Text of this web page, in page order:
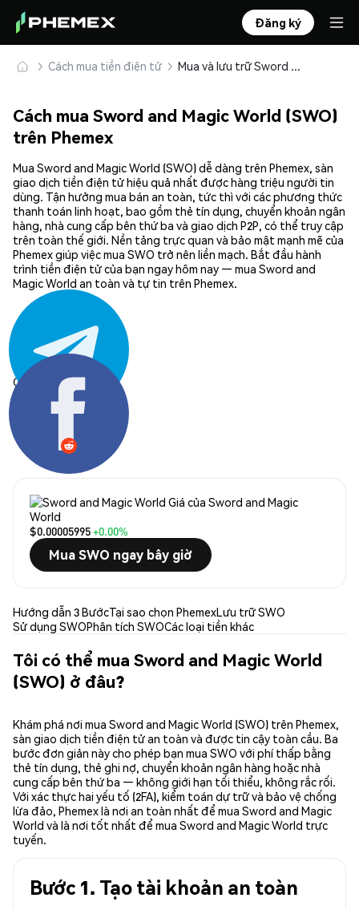
Đăng ký
Cách mua tiền điện tử Mua và lưu trữ Sword and Magic World (SWO) an toàn
Cách mua Sword and Magic World (SWO)
trên Phemex
Mua Sword and Magic World (SWO) dễ dàng trên Phemex, sàn
giao dịch tiền điện tử hiệu quả nhất được hàng triệu người tin
dùng. Tận hưởng mua bán an toàn, tức thì với các phương thức
thanh toán linh hoạt, bao gồm thẻ tín dụng, chuyển khoản ngân
hàng, nhà cung cấp bên thứ ba và giao dịch P2P, có thể truy cập
trên toàn thế giới. Nền tảng trực quan và bảo mật mạnh mẽ của
Phemex giúp việc mua SWO trở nên liền mạch. Bắt đầu hành
trình tiền điện tử của bạn ngay hôm nay — mua Sword and
Magic World an toàn và tự tin trên Phemex.
Chia sẻ:
Giá của Sword and Magic
World
$0.00005995+0.00%
Mua SWO ngay bây giờ
Hướng dẫn 3 BướcTại sao chọn PhemexLưu trữ SWO
Sử dụng SWOPhân tích SWOCác loại tiền khác
Tôi có thể mua Sword and Magic World
(SWO) ở đâu?
Khám phá nơi mua Sword and Magic World (SWO) trên Phemex,
sàn giao dịch tiền điện tử an toàn và được tin cậy toàn cầu. Ba
bước đơn giản này cho phép bạn mua SWO với phí thấp bằng
thẻ tín dụng, thẻ ghi nợ, chuyển khoản ngân hàng hoặc nhà
cung cấp bên thứ ba — không giới hạn tối thiểu, không rắc rối.
Với xác thực hai yếu tố (2FA), kiểm toán dự trữ và bảo vệ chống
lừa đảo, Phemex là nơi an toàn nhất để mua Sword and Magic
World và là nơi tốt nhất để mua Sword and Magic World trực
tuyến.
Bước 1. Tạo tài khoản an toàn